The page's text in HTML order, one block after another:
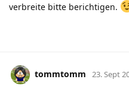
verbreite bitte berichtigen.
tommtomm 23. Sept